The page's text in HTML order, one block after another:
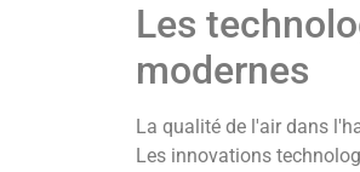
Les
modernes
La qualité de l'air dans
Les innovations